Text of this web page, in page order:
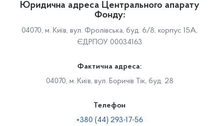
Юридична адреса Центрального апарату
Фонду:
04070, м. Київ, вул. Фролівська, буд. 6/8, корпус 15А,
ЄДРПОУ 00034163
Фактична адреса:
04070, м. Київ, вул. Боричів Тік, буд. 28
Телефон
+380 (44) 293-17-56